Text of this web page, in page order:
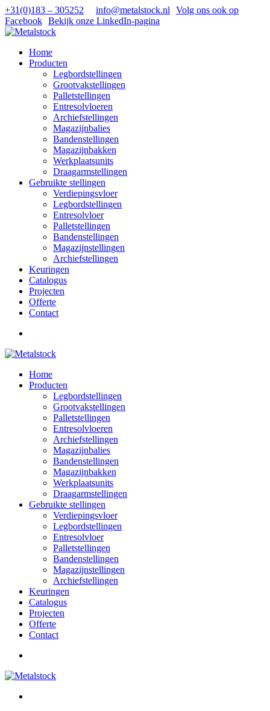
+31(0)183 – 305252 info@metalstock.nl
Volg ons ook op
Facebook Bekijk onze LinkedIn-pagina
Home
Producten
Legbordstellingen
Grootvakstellingen
Palletstellingen
Entresolvloeren
Archiefstellingen
Magazijnbalies
Bandenstellingen
Magazijnbakken
Werkplaatsunits
Draagarmstellingen
Gebruikte stellingen
Verdiepingsvloer
Legbordstellingen
Entresolvloer
Palletstellingen
Bandenstellingen
Magazijnstellingen
Archiefstellingen
Keuringen
Catalogus
Projecten
Offerte
Contact
Home
Producten
Legbordstellingen
Grootvakstellingen
Palletstellingen
Entresolvloeren
Archiefstellingen
Magazijnbalies
Bandenstellingen
Magazijnbakken
Werkplaatsunits
Draagarmstellingen
Gebruikte stellingen
Verdiepingsvloer
Legbordstellingen
Entresolvloer
Palletstellingen
Bandenstellingen
Magazijnstellingen
Archiefstellingen
Keuringen
Catalogus
Projecten
Offerte
Contact